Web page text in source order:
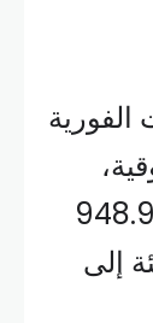
للأوقية،
1.1 بالمئة إلى 948.95
1.2 بالمئة إلى